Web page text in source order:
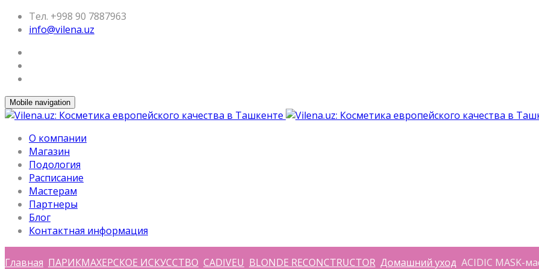
Тел. +998 90 7887963
info@vilena.uz
Mobile navigation
О компании
Магазин
Подология
Расписание
Мастерам
Партнеры
Блог
Контактная информация
Главная ПАРИКМАХЕРСКОЕ ИСКУССТВО CADIVEU BLONDE RECONCTRUCTOR Домашний уход ACIDIC MASK-